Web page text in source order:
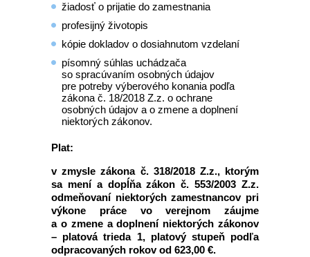
žiadosť o prijatie do zamestnania
profesijný životopis
kópie dokladov o dosiahnutom vzdelaní
písomný súhlas uchádzača
so spracúvaním osobných údajov
pre potreby výberového konania podľa
zákona č. 18/2018 Z.z. o ochrane
osobných údajov a o zmene a doplnení
niektorých zákonov.
Plat:
v zmysle zákona č. 318/2018 Z.z., ktorým
sa mení a dopĺňa zákon č. 553/2003 Z.z.
odmeňovaní niektorých zamestnancov pri
výkone práce vo verejnom záujme
a o zmene a doplnení niektorých zákonov
– platová trieda 1, platový stupeň podľa
odpracovaných rokov od 623,00 €.